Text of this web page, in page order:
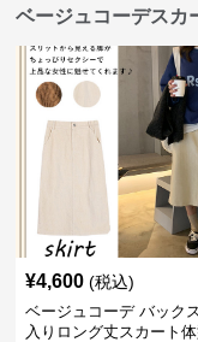
ベージュコーデスカ
¥4,600 (税込)
ベージュコーデ バック
入りロング丈スカート